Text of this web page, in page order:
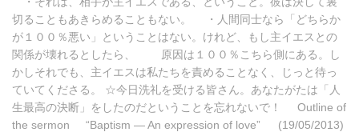
切ることもあきらめることもない。 ・人間同士なら「どちらか
が１００％悪い」ということはない。けれど、もし主イエスとの
関係が壊れるとしたら、 原因は１００％こちら側にある。し
かしそれでも、主イエスは私たちを責めることなく、じっと待っ
ていてくださる。 ☆今日洗礼を受ける皆さん。あなたがたは「人
生最高の決断」をしたのだということを忘れないで！ Outline of
the sermon “Baptism ― An expression of love” (19/05/2013)